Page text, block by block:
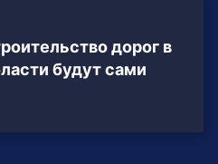
дорог в
будут сами